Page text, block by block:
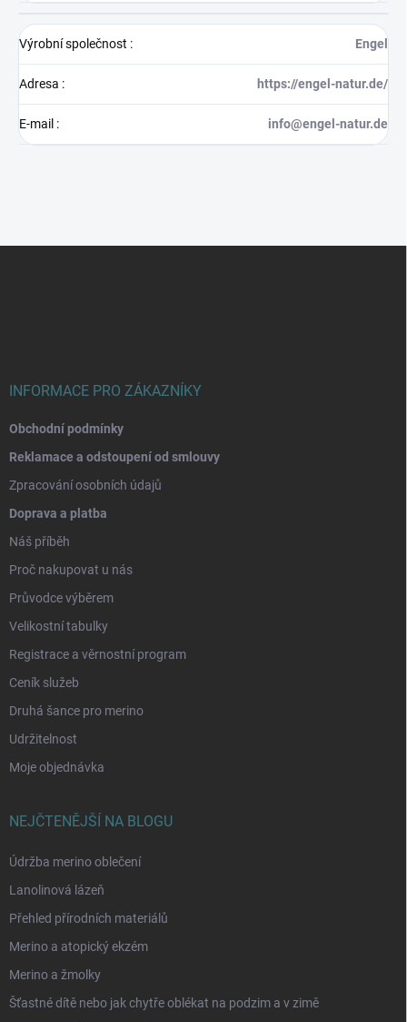
Výrobní společnost : Engel
Adresa : https://engel-natur.de/
E-mail : info@engel-natur.de
INFORMACE PRO ZÁKAZNÍKY
Obchodní podmínky
Reklamace a odstoupení od smlouvy
Zpracování osobních údajů
Doprava a platba
Náš příběh
Proč nakupovat u nás
Průvodce výběrem
Velikostní tabulky
Registrace a věrnostní program
Ceník služeb
Druhá šance pro merino
Udržitelnost
Moje objednávka
NEJČTENĚJŠÍ NA BLOGU
Údržba merino oblečení
Lanolinová lázeň
Přehled přírodních materiálů
Merino a atopický ekzém
Merino a žmolky
Šťastné dítě nebo jak chytře oblékat na podzim a v zimě